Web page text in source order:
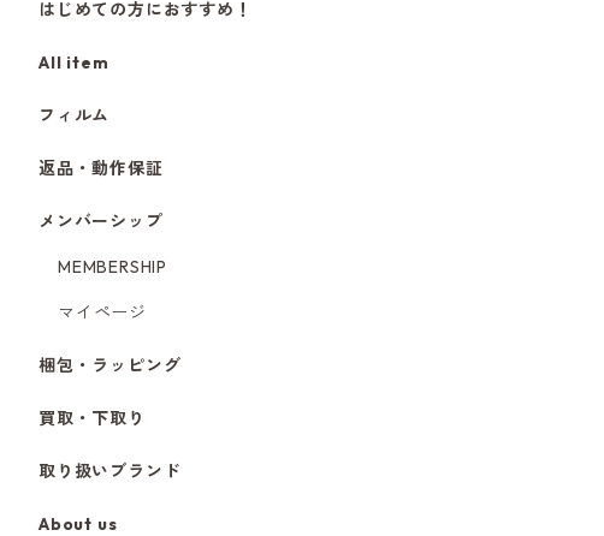
はじめての方におすすめ！
All item
フィルム
返品・動作保証
メンバーシップ
MEMBERSHIP
マイページ
梱包・ラッピング
買取・下取り
取り扱いブランド
About us